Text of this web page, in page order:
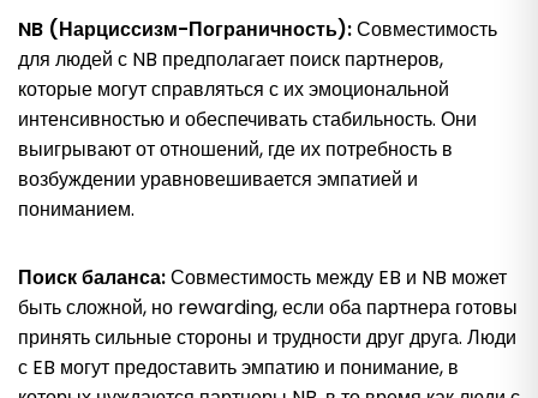
NB (Нарциссизм-Пограничность):Совместимость
для людей с NB предполагает поиск партнеров,
которые могут справляться с их эмоциональной
интенсивностью и обеспечивать стабильность. Они
выигрывают от отношений, где их потребность в
возбуждении уравновешивается эмпатией и
пониманием.
Поиск баланса:Совместимость между EB и NB может
быть сложной, но rewarding, если оба партнера готовы
принять сильные стороны и трудности друг друга. Люди
с EB могут предоставить эмпатию и понимание, в